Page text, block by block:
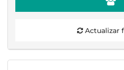
Actualizar